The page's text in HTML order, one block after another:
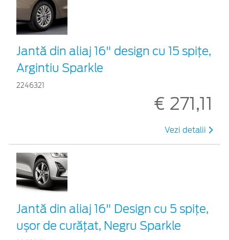
Jantă din aliaj 16" design cu 15 spițe,
Argintiu Sparkle
2246321
€ 271,11
Vezi detalii
Jantă din aliaj 16" Design cu 5 spițe,
ușor de curățat, Negru Sparkle